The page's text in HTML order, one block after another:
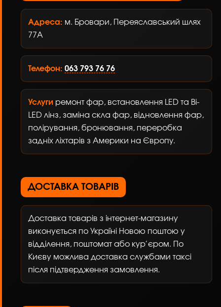
Адреса: м. Бровари, Переяславський шлях
77А
Телефон: 063 793 76 76
Услуги ремонт фар, встановлення LED та Bi-
LED лінз, заміна скла фар, відновлення фар,
полірування, бронювання, переробка
задніх ліхтарів з Америки на Європу.
ДОСТАВКА ТОВАРІВ
Доставка товарів з інтернет-магазину
виконується по Україні Новою поштою у
відділення, поштомат або кур’єром. По
Києву можлива доставка службами таксі
після підтвердження замовлення.